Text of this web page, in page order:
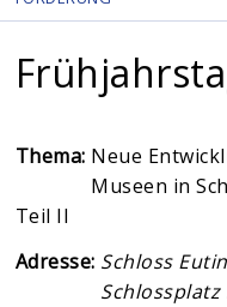
Thema: Neue
Museen in
Teil II
Adresse: Schloss Eutin
Schlossplatz